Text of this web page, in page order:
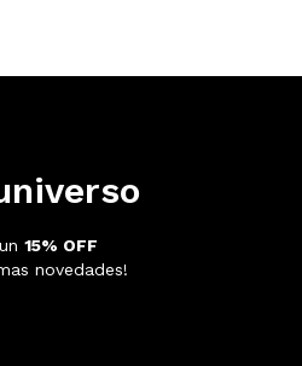
15% OFF
novedades!